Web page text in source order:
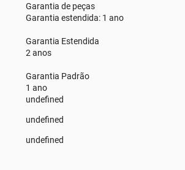
Garantia de peças
Garantia estendida: 1 ano
Garantia Estendida
2 anos
Garantia Padrão
1 ano
undefined
undefined
undefined